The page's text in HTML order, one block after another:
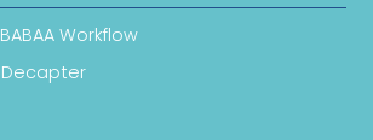
BABAA Workflow
Decapter